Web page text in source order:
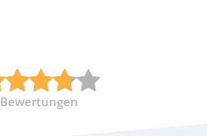
Bewertungen